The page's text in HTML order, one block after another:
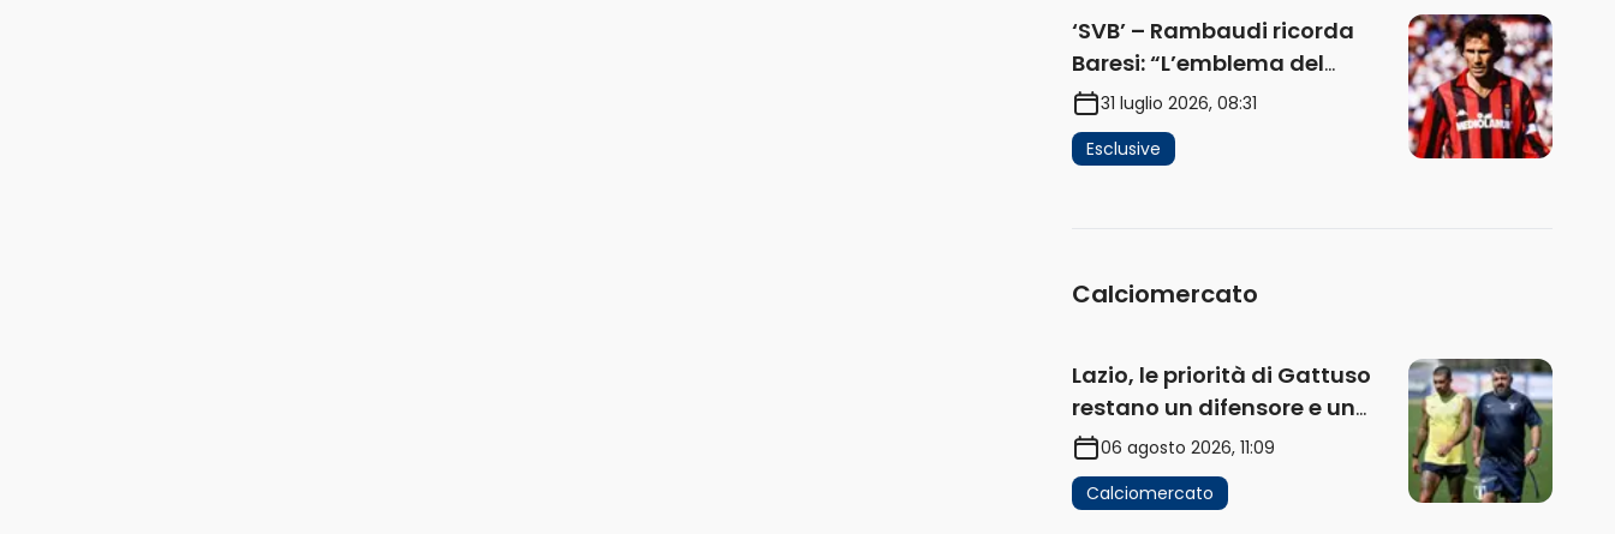
‘SVB’ – Rambaudi ricorda
Baresi: “L’emblema del
difensore moderno completo.
Lui è il Milan” (AUDIO)
31 luglio 2026, 08:31
Esclusive
Calciomercato
Lazio, le priorità di Gattuso
restano un difensore e un
centravanti: proposto
Esposito
06 agosto 2026, 11:09
Calciomercato